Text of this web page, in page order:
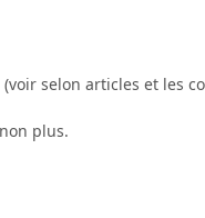
selon articles et les
plus.